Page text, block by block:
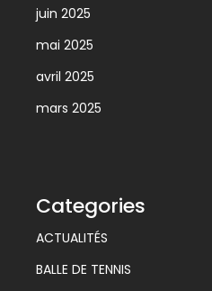
juin 2025
mai 2025
avril 2025
mars 2025
Categories
ACTUALITÉS
BALLE DE TENNIS